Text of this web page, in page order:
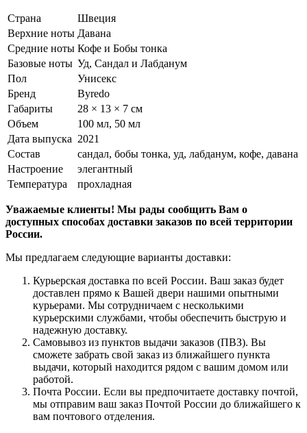
Страна
Швеция
Верхние ноты Давана
Средние ноты Кофе и Бобы тонка
Базовые ноты Уд, Сандал и Лабданум
Пол
Унисекс
Бренд
Byredo
Габариты
28 × 13 × 7 см
Объем
100 мл, 50 мл
Дата выпуска 2021
Состав
сандал, бобы тонка, уд, лабданум, кофе, давана
Настроение
элегантный
Температура
прохладная
Уважаемые клиенты! Мы рады сообщить Вам о
доступных способах доставки заказов по всей территории
России.
Мы предлагаем следующие варианты доставки:
Курьерская доставка по всей России. Ваш заказ будет
доставлен прямо к Вашей двери нашими опытными
курьерами. Мы сотрудничаем с несколькими
курьерскими службами, чтобы обеспечить быструю и
надежную доставку.
Самовывоз из пунктов выдачи заказов (ПВЗ). Вы
сможете забрать свой заказ из ближайшего пункта
выдачи, который находится рядом с вашим домом или
работой.
Почта России. Если вы предпочитаете доставку почтой,
мы отправим ваш заказ Почтой России до ближайшего к
вам почтового отделения.